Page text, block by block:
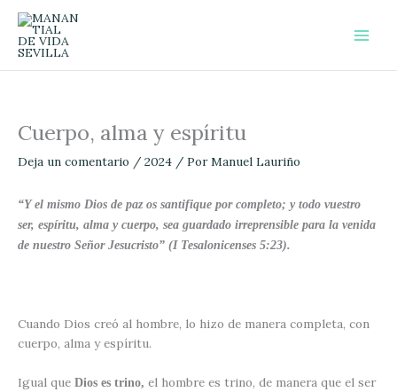
contenido
Cuerpo, alma y espíritu
Deja un comentario / 2024 / PorManuel Lauriño
“Y el mismo Dios de paz os santifique por completo; y todo vuestro
ser, espíritu, alma y cuerpo, sea guardado irreprensible para la venida
de nuestro Señor Jesucristo” (I Tesalonicenses 5:23).
Cuando Dios creó al hombre, lo hizo de manera completa, con
cuerpo, alma y espíritu.
Igual que Dios es trino, el hombre es trino, de manera que el ser